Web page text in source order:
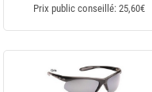
Prix public conseillé: 25,60€